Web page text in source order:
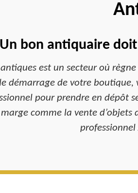
Un bon antiquaire
antiques est un secteur où
démarrage de votre boutique,
pour prendre en dépôt
comme la vente d’objets